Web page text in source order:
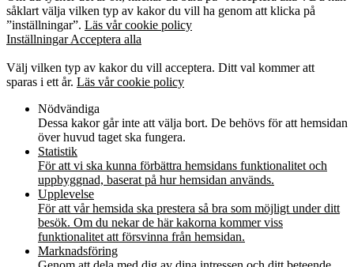
såklart välja vilken typ av kakor du vill ha genom att klicka på
”inställningar”. Läs vår cookie policy
InställningarAcceptera alla
Välj vilken typ av kakor du vill acceptera. Ditt val kommer att
sparas i ett år. Läs vår cookie policy
Nödvändiga
Dessa kakor går inte att välja bort. De behövs för att hemsidan
över huvud taget ska fungera.
Statistik
För att vi ska kunna förbättra hemsidans funktionalitet och
uppbyggnad, baserat på hur hemsidan används.
Upplevelse
För att vår hemsida ska prestera så bra som möjligt under ditt
besök. Om du nekar de här kakorna kommer viss
funktionalitet att försvinna från hemsidan.
Marknadsföring